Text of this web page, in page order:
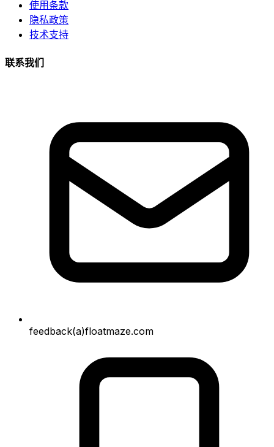
使用条款
隐私政策
技术支持
联系我们
feedback(a)floatmaze.com